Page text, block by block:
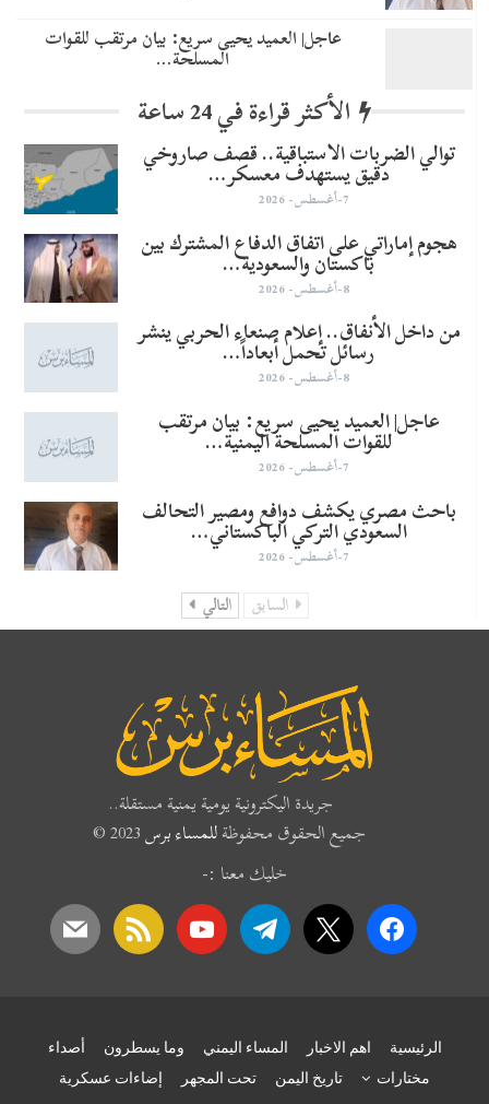
عاجل| العميد يحيى سريع: بيان مرتقب للقوات
المسلحة…
الأكثر قراءة في 24 ساعة
توالي الضربات الاستباقية.. قصف صاروخي
دقيق يستهدف معسكر…
7-أغسطس- 2026
هجوم إماراتي على اتفاق الدفاع المشترك بين
باكستان والسعودية…
8-أغسطس- 2026
من داخل الأنفاق.. إعلام صنعاء الحربي ينشر
رسائل تحمل أبعاداً…
8-أغسطس- 2026
عاجل| العميد يحيى سريع: بيان مرتقب
للقوات المسلحة اليمنية…
7-أغسطس- 2026
باحث مصري يكشف دوافع ومصير التحالف
السعودي التركي الباكستاني…
7-أغسطس- 2026
السابق التالي
جريدة اليكترونية يومية يمنية مستقلة..
جميع الحقوق محفوظةللمساء برس
خليك معنا :-
facebook
x
telegram
youtube
rss
mail
الرئيسية اهم الاخبار المساء اليمني وما يسطرون
أصداء
مختارات
تاريخ اليمن تحت المجهر إضاءات عسكرية